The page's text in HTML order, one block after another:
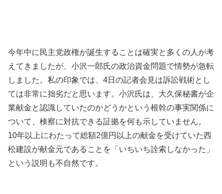
今年中に民主党政権が誕生することは確実と多くの人が考
えてきましたが、小沢一郎氏の政治資金問題で情勢が急転
しました。私の印象では、4日の記者会見は訴訟戦術とし
ては非常に拙劣だと思います。小沢氏は、大久保秘書が企
業献金と認識していたのかどうかという根幹の事実関係に
ついて、検察に対抗できる証拠を何も示していません。
10年以上にわたって総額2億円以上の献金を受けていた西
松建設が献金元であることを「いちいち詮索しなかった」
という説明も不自然です。